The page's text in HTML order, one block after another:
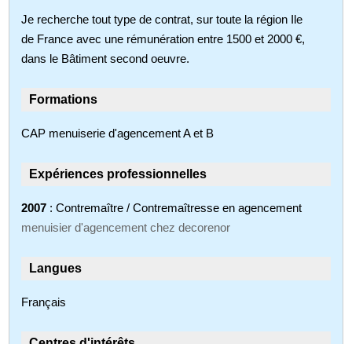
Je recherche tout type de contrat, sur toute la région Ile
de France avec une rémunération entre 1500 et 2000 €,
dans le Bâtiment second oeuvre.
Formations
CAP menuiserie d'agencement A et B
Expériences professionnelles
2007 : Contremaître / Contremaîtresse en agencement
menuisier d'agencement chez decorenor
Langues
Français